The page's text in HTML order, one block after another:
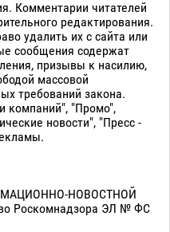
Комментарии читателей
редактирования.
удалить их с сайта или
сообщения содержат
призывы к насилию,
массовой
требований закона.
компаний", "Промо",
новости", "Пресс -
НОВОСТНОЙ
Роскомнадзора ЭЛ № ФС